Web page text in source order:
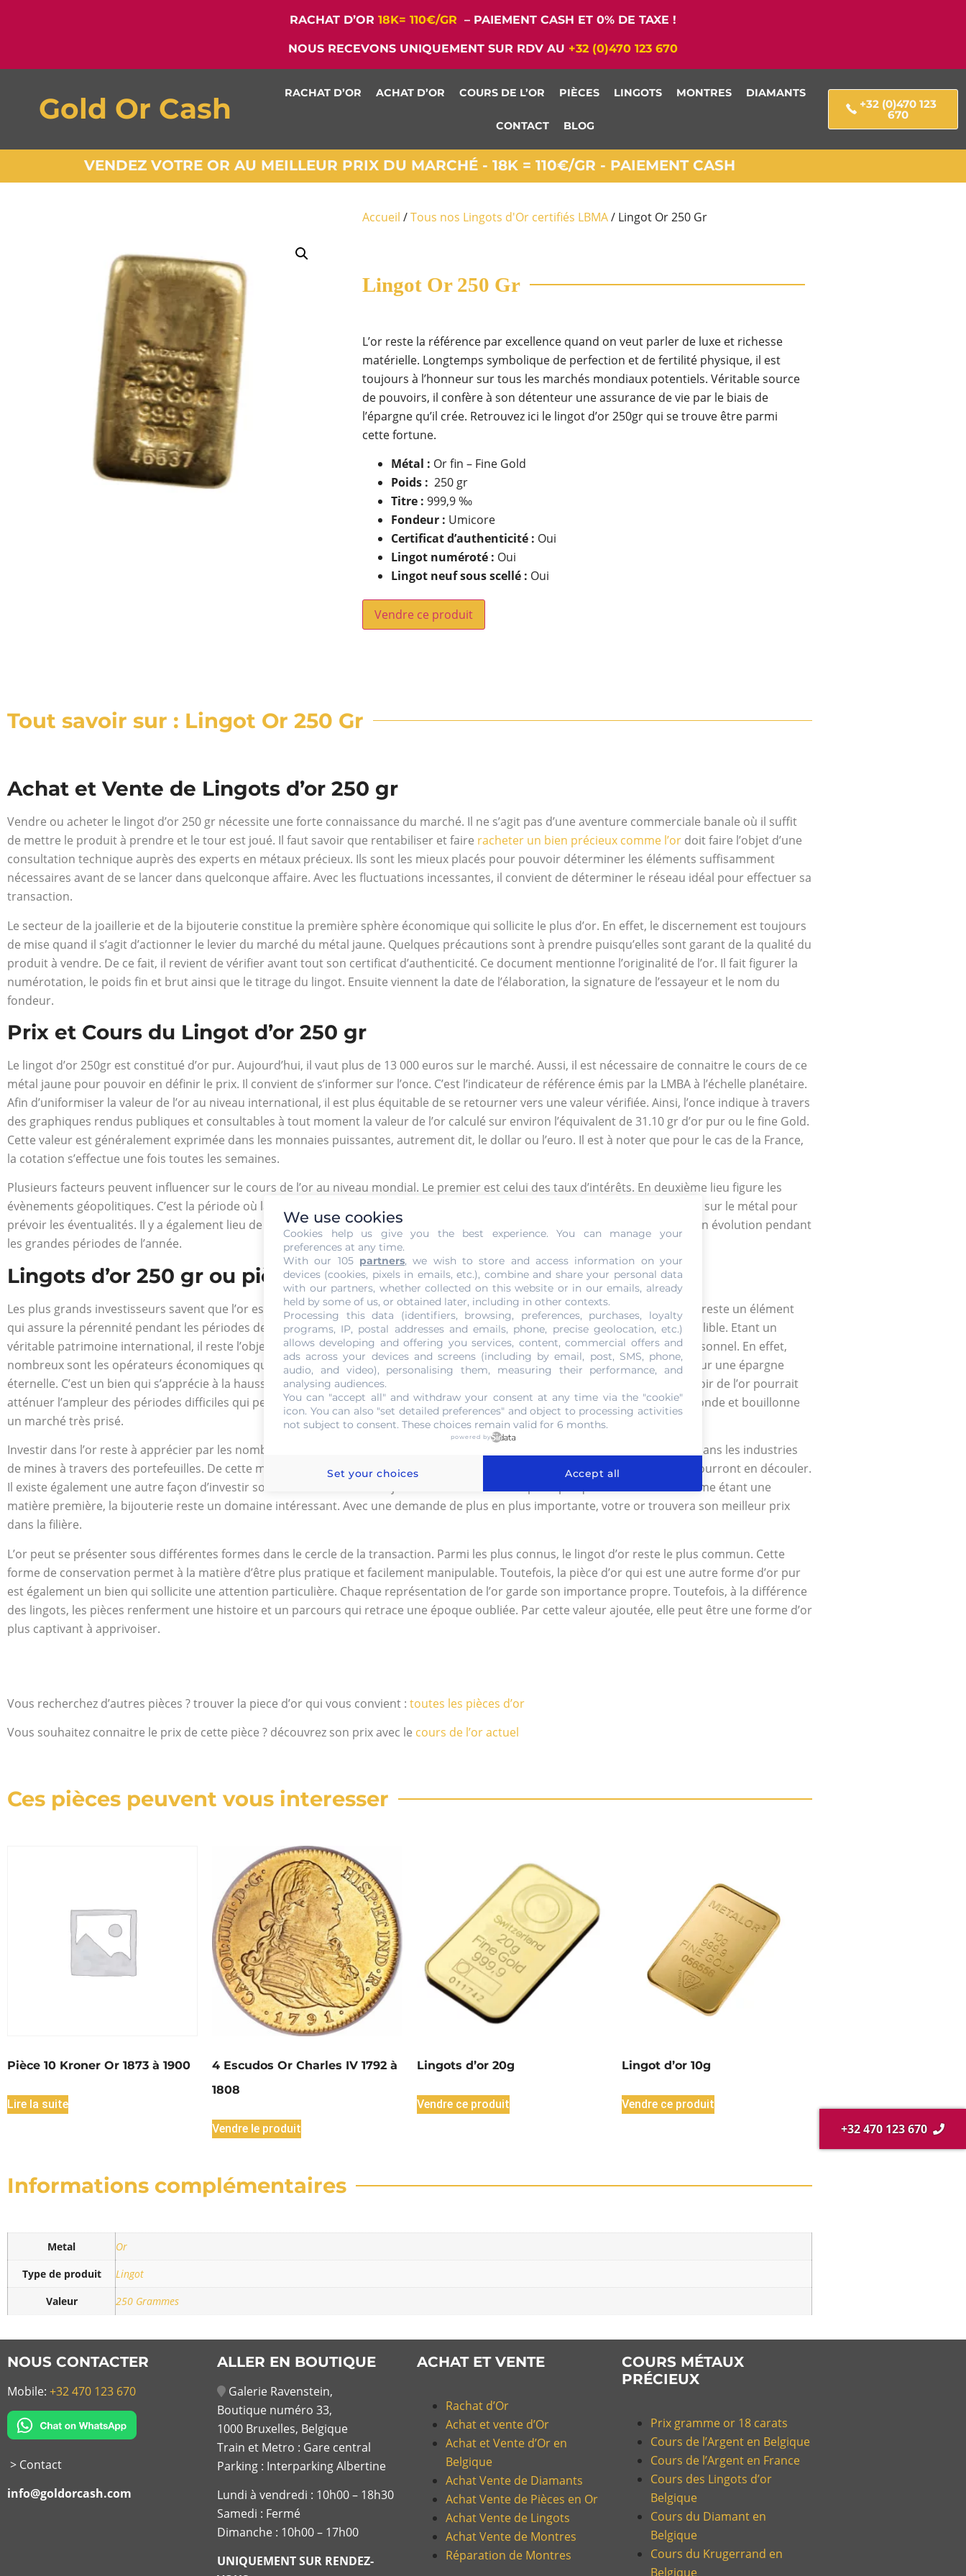
RACHAT D’OR 18K= 110€/GR – PAIEMENT CASH ET 0% DE TAXE !
NOUS RECEVONS UNIQUEMENT SUR RDV AU +32 (0)470 123 670
Gold Or Cash RACHAT D’OR ACHAT D’OR COURS DE L’OR PIÈCES LINGOTS MONTRES DIAMANTS
CONTACT BLOG
+32 (0)470 123
670
VENDEZ VOTRE OR AU MEILLEUR PRIX DU MARCHÉ - 18K = 110€/GR - PAIEMENT CASH
Accueil /Tous nos Lingots d'Or certifiés LBMA/ Lingot Or 250 Gr
Lingot Or 250 Gr
L’or reste la référence par excellence quand on veut parler de luxe et richesse
matérielle. Longtemps symbolique de perfection et de fertilité physique, il est
toujours à l’honneur sur tous les marchés mondiaux potentiels. Véritable source
de pouvoirs, il confère à son détenteur une assurance de vie par le biais de
l’épargne qu’il crée. Retrouvez ici le lingot d’or 250gr qui se trouve être parmi
cette fortune.
Métal : Or fin – Fine Gold
Poids : 250 gr
Titre : 999,9 ‰
Fondeur : Umicore
Certificat d’authenticité : Oui
Lingot numéroté : Oui
Lingot neuf sous scellé : Oui
Vendre ce produit
Tout savoir sur : Lingot Or 250 Gr
Achat et Vente de Lingots d’or 250 gr
Vendre ou acheter le lingot d’or 250 gr nécessite une forte connaissance du marché. Il ne s’agit pas d’une aventure commerciale banale où il suffit
de mettre le produit à prendre et le tour est joué. Il faut savoir que rentabiliser et faire racheter un bien précieux comme l’or doit faire l’objet d’une
consultation technique auprès des experts en métaux précieux. Ils sont les mieux placés pour pouvoir déterminer les éléments suffisamment
nécessaires avant de se lancer dans quelconque affaire. Avec les fluctuations incessantes, il convient de déterminer le réseau idéal pour effectuer sa
transaction.
Le secteur de la joaillerie et de la bijouterie constitue la première sphère économique qui sollicite le plus d’or. En effet, le discernement est toujours
de mise quand il s’agit d’actionner le levier du marché du métal jaune. Quelques précautions sont à prendre puisqu’elles sont garant de la qualité du
produit à vendre. De ce fait, il revient de vérifier avant tout son certificat d’authenticité. Ce document mentionne l’originalité de l’or. Il fait figurer la
numérotation, le poids fin et brut ainsi que le titrage du lingot. Ensuite viennent la date de l’élaboration, la signature de l’essayeur et le nom du
fondeur.
Prix et Cours du Lingot d’or 250 gr
Le lingot d’or 250gr est constitué d’or pur. Aujourd’hui, il vaut plus de 13 000 euros sur le marché. Aussi, il est nécessaire de connaitre le cours de ce
métal jaune pour pouvoir en définir le prix. Il convient de s’informer sur l’once. C’est l’indicateur de référence émis par la LMBA à l’échelle planétaire.
Afin d’uniformiser la valeur de l’or au niveau international, il est plus équitable de se retourner vers une valeur vérifiée. Ainsi, l’once indique à travers
des graphiques rendus publiques et consultables à tout moment la valeur de l’or calculé sur environ l’équivalent de 31.10 gr d’or pur ou le fine Gold.
Cette valeur est généralement exprimée dans les monnaies puissantes, autrement dit, le dollar ou l’euro. Il est à noter que pour le cas de la France,
la cotation s’effectue une fois toutes les semaines.
Plusieurs facteurs peuvent influencer sur le cours de l’or au niveau mondial. Le premier est celui des taux d’intérêts. En deuxième lieu figure les
évènements géopolitiques. C’est la période où la valeur de l’or augmente d’une façon conséquente car les investisseurs se ruent sur le métal pour
prévoir les éventualités. Il y a également lieu de dire que l’offre et la demande joue un rôle important puisqu’ils conditionnent son évolution pendant
les grandes périodes de l’année.
Lingots d’or 250 gr ou pièces d’or : où investir ?
Les plus grands investisseurs savent que l’or est une valeur sûre. Se trouvant sur la même hauteur que la monnaie d’échange, il reste un élément
qui assure la pérennité pendant les périodes de crise financière. Considéré comme une valeur refuge, l’or constitue un abri infaillible. Etant un
véritable patrimoine international, il reste l’objet des plus grands investissements aussi bien à l’échelle gouvernemental que personnel. En effet,
nombreux sont les opérateurs économiques qui voient en cet élément l’occasion de se construire une vraie fortune en misant sur une épargne
éternelle. C’est un bien qui s’apprécie à la hausse avec la perpétuité des crises financières et économiques incessantes. Ainsi, avoir de l’or pourrait
atténuer l’ampleur des périodes difficiles qui peuvent peser à l’échelle planétaire. Par ce constat, il impose son pouvoir sur le monde et bouillonne
un marché très prisé.
Investir dans l’or reste à apprécier par les nombreux avantages qu’il procure à son détenteur. Il est toujours conseillé de miser dans les industries
de mines à travers des portefeuilles. De cette manière, votre or sera mis au marché et vous toucherez ainsi les dividendes qui pourront en découler.
Il existe également une autre façon d’investir son or : l’industrie de la bijouterie. Etant le secteur principal qui considère l’or comme étant une
matière première, la bijouterie reste un domaine intéressant. Avec une demande de plus en plus importante, votre or trouvera son meilleur prix
dans la filière.
L’or peut se présenter sous différentes formes dans le cercle de la transaction. Parmi les plus connus, le lingot d’or reste le plus commun. Cette
forme de conservation permet à la matière d’être plus pratique et facilement manipulable. Toutefois, la pièce d’or qui est une autre forme d’or pur
est également un bien qui sollicite une attention particulière. Chaque représentation de l’or garde son importance propre. Toutefois, à la différence
des lingots, les pièces renferment une histoire et un parcours qui retrace une époque oubliée. Par cette valeur ajoutée, elle peut être une forme d’or
plus captivant à apprivoiser.
Vous recherchez d’autres pièces ? trouver la piece d’or qui vous convient : toutes les pièces d’or
Vous souhaitez connaitre le prix de cette pièce ? découvrez son prix avec le cours de l’or actuel
Ces pièces peuvent vous interesser
Pièce 10 Kroner Or 1873 à 1900
Lire la suite
4 Escudos Or Charles IV 1792 à
1808
Vendre le produit
Lingots d’or 20g
Vendre ce produit
Lingot d’or 10g
Vendre ce produit
Informations complémentaires
Metal
Or
Type de produit
Lingot
Valeur
250 Grammes
NOUS CONTACTER
Mobile: +32 470 123 670
> Contact
info@goldorcash.com
+32 470 123 670
ALLER EN BOUTIQUE
Galerie Ravenstein,
Boutique numéro 33,
1000 Bruxelles, Belgique
Train et Metro : Gare central
Parking : Interparking Albertine
Lundi à vendredi : 10h00 – 18h30
Samedi : Fermé
Dimanche : 10h00 – 17h00
UNIQUEMENT SUR RENDEZ-
ACHAT ET VENTE
Rachat d’Or
Achat et vente d’Or
Achat et Vente d’Or en
Belgique
Achat Vente de Diamants
Achat Vente de Pièces en Or
Achat Vente de Lingots
Achat Vente de Montres
Réparation de Montres
COURS MÉTAUX
PRÉCIEUX
Prix gramme or 18 carats
Cours de l’Argent en Belgique
Cours de l’Argent en France
Cours des Lingots d’or
Belgique
Cours du Diamant en
Belgique
Cours du Krugerrand en
Belgique
We use cookies
Cookies help us give you the best experience. You can manage your
preferences at any time.
With our 105 partners, we wish to store and access information on your
devices (cookies, pixels in emails, etc.), combine and share your personal data
with our partners, whether collected on this website or in our emails, already
held by some of us, or obtained later, including in other contexts.
Processing this data (identifiers, browsing, preferences, purchases, loyalty
programs, IP, postal addresses and emails, phone, precise geolocation, etc.)
allows developing and offering you services, content, commercial offers and
ads across your devices and screens (including by email, post, SMS, phone,
audio, and video), personalising them, measuring their performance, and
analysing audiences.
You can "accept all" and withdraw your consent at any time via the "cookie"
icon. You can also "set detailed preferences" and object to processing activities
not subject to consent. These choices remain valid for 6 months.
powered by
Set your choices Accept all